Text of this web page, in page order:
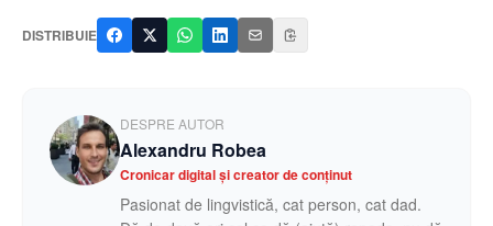
DISTRIBUIE
DESPRE AUTOR
Alexandru Robea
Cronicar digital și creator de conținut
Pasionat de lingvistică, cat person, cat dad.